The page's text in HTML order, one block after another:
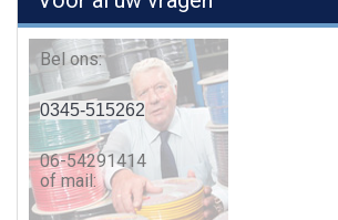
Bel ons:
0345-515262
06-54291414
of mail: